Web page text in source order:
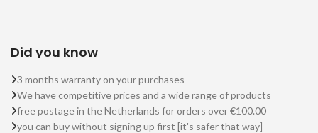
Did you know
3 months warranty on your purchases
We have competitive prices and a wide range of products
free postage in the Netherlands for orders over €100.00
you can buy without signing up first [it's safer that way]